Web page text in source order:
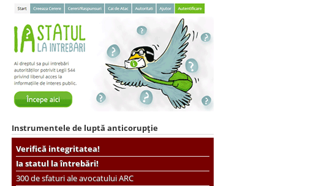
Instrumentele de luptă anticorupție
Verifică integritatea!
Ia statul la întrebări!
300 de sfaturi ale avocatului ARC